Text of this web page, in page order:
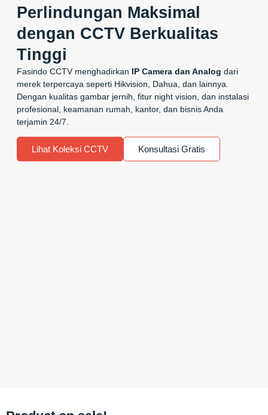
Perlindungan Maksimal
dengan CCTV Berkualitas
Tinggi
Fasindo CCTV menghadirkan IP Camera dan Analog dari
merek terpercaya seperti Hikvision, Dahua, dan lainnya.
Dengan kualitas gambar jernih, fitur night vision, dan instalasi
profesional, keamanan rumah, kantor, dan bisnis Anda
terjamin 24/7.
Lihat Koleksi CCTV Konsultasi Gratis